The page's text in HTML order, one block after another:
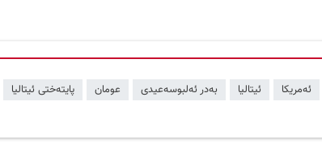
ئەمریکا ئیتالیا بەدر ئەلبوسەعیدی عومان پایتەختی ئیتالیا